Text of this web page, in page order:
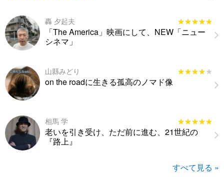
轟 夕起夫 ★★★★★
★★★★★
「The America」映画にして、NEW「ニュー
シネマ」
山縣みどり ★★★★★
★★★★★
on the roadに生きる孤高のノマド像
相馬 学 ★★★★★
★★★★★
老いを引き受け、ただ前に進む、21世紀の
『路上』
すべて見る »